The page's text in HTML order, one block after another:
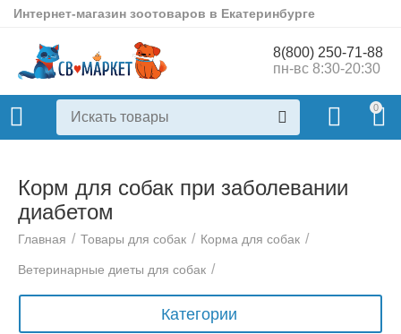
Интернет-магазин зоотоваров в Екатеринбурге
8(800) 250-71-88
пн-вс 8:30-20:30
0
Корм для собак при заболевании
диабетом
Главная / Товары для собак / Корма для собак /
Ветеринарные диеты для собак /
Категории